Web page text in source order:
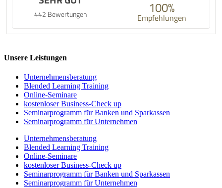
442 Bewertungen 100%
Empfehlungen
Unsere Leistungen
Unternehmens­beratung
Blended Learning Training
Online-Seminare
kostenloser Business-Check up
Seminarprogramm für Banken und Sparkassen
Seminarprogramm für Unternehmen
Unternehmens­beratung
Blended Learning Training
Online-Seminare
kostenloser Business-Check up
Seminarprogramm für Banken und Sparkassen
Seminarprogramm für Unternehmen